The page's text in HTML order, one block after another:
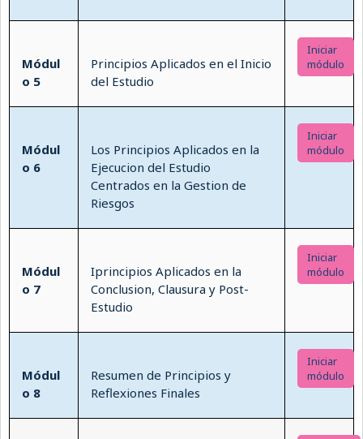
Módul
o 5
Principios Aplicados en el Inicio
del Estudio
Iniciar
módulo
Módul
o 6
Los Principios Aplicados en la
Ejecucion del Estudio
Centrados en la Gestion de
Riesgos
Iniciar
módulo
Módul
o 7
Iprincipios Aplicados en la
Conclusion, Clausura y Post-
Estudio
Iniciar
módulo
Módul
o 8
Resumen de Principios y
Reflexiones Finales
Iniciar
módulo